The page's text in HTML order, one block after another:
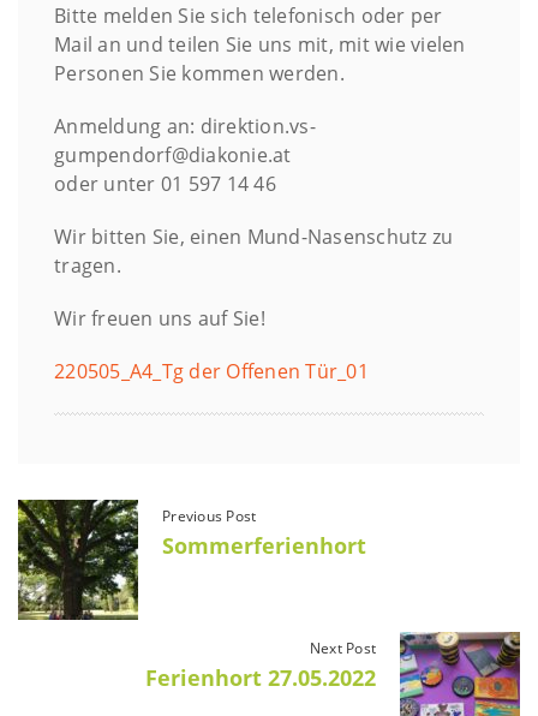
Bitte melden Sie sich telefonisch oder per
Mail an und teilen Sie uns mit, mit wie vielen
Personen Sie kommen werden.
Anmeldung an: direktion.vs-
gumpendorf@diakonie.at
oder unter 01 597 14 46
Wir bitten Sie, einen Mund-Nasenschutz zu
tragen.
Wir freuen uns auf Sie!
220505_A4_Tg der Offenen Tür_01
Previous Post
Sommerferienhort
Next Post
Ferienhort 27.05.2022